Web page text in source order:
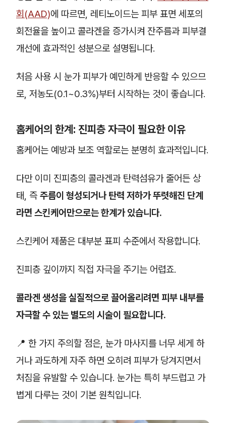
회(AAD)에 따르면, 레티노이드는 피부 표면 세포의
회전율을 높이고 콜라겐을 증가시켜 잔주름과 피부결
개선에 효과적인 성분으로 설명됩니다.
처음 사용 시 눈가 피부가 예민하게 반응할 수 있으므
로, 저농도(0.1~0.3%)부터 시작하는 것이 좋습니다.
홈케어의 한계: 진피층 자극이 필요한 이유
홈케어는 예방과 보조 역할로는 분명히 효과적입니다.
다만 이미 진피층의 콜라겐과 탄력섬유가 줄어든 상
태, 즉 주름이 형성되거나 탄력 저하가 뚜렷해진 단계
라면 스킨케어만으로는 한계가 있습니다.
스킨케어 제품은 대부분 표피 수준에서 작용합니다.
진피층 깊이까지 직접 자극을 주기는 어렵죠.
콜라겐 생성을 실질적으로 끌어올리려면 피부 내부를
자극할 수 있는 별도의 시술이 필요합니다.
📍 한 가지 주의할 점은, 눈가 마사지를 너무 세게 하
거나 과도하게 자주 하면 오히려 피부가 당겨지면서
처짐을 유발할 수 있습니다. 눈가는 특히 부드럽고 가
볍게 다루는 것이 기본 원칙입니다.